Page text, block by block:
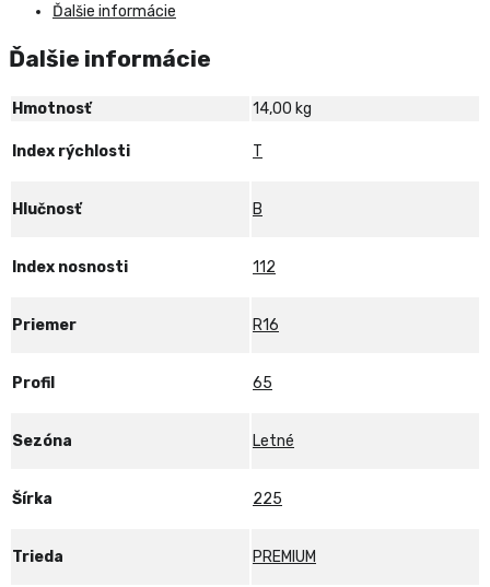
Ďalšie informácie
Ďalšie informácie
Hmotnosť 14,00 kg
Index rýchlosti T
Hlučnosť B
Index nosnosti 112
Priemer R16
Profil 65
Sezóna Letné
Šírka 225
Trieda PREMIUM